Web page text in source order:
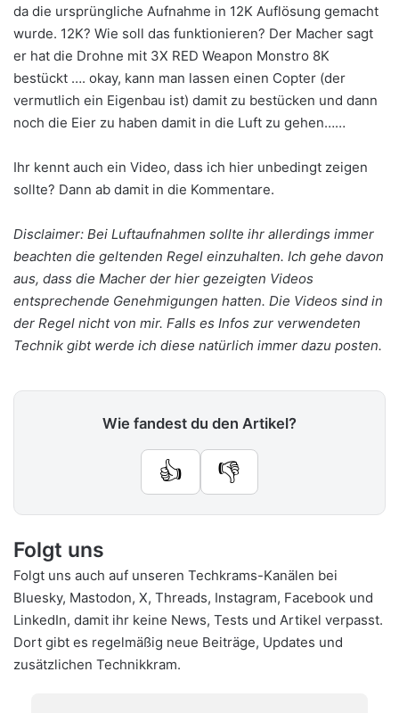
da die ursprüngliche Aufnahme in 12K Auflösung gemacht
wurde. 12K? Wie soll das funktionieren? Der Macher sagt
er hat die Drohne mit 3X RED Weapon Monstro 8K
bestückt …. okay, kann man lassen einen Copter (der
vermutlich ein Eigenbau ist) damit zu bestücken und dann
noch die Eier zu haben damit in die Luft zu gehen……
Ihr kennt auch ein Video, dass ich hier unbedingt zeigen
sollte? Dann ab damit in die Kommentare.
Disclaimer: Bei Luftaufnahmen sollte ihr allerdings immer
beachten die geltenden Regel einzuhalten. Ich gehe davon
aus, dass die Macher der hier gezeigten Videos
entsprechende Genehmigungen hatten. Die Videos sind in
der Regel nicht von mir. Falls es Infos zur verwendeten
Technik gibt werde ich diese natürlich immer dazu posten.
Wie fandest du den Artikel?
👍 👎
Folgt uns
Folgt uns auch auf unseren Techkrams-Kanälen bei
Bluesky, Mastodon, X, Threads, Instagram, Facebook und
LinkedIn, damit ihr keine News, Tests und Artikel verpasst.
Dort gibt es regelmäßig neue Beiträge, Updates und
zusätzlichen Technikkram.